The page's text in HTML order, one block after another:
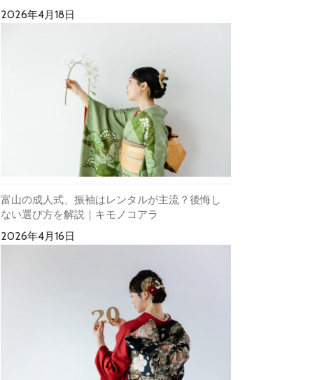
2026年4月18日
富山の成人式、振袖はレンタルが主流？後悔し
ない選び方を解説｜キモノコアラ
2026年4月16日